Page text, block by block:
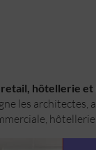
hôtellerie et
les